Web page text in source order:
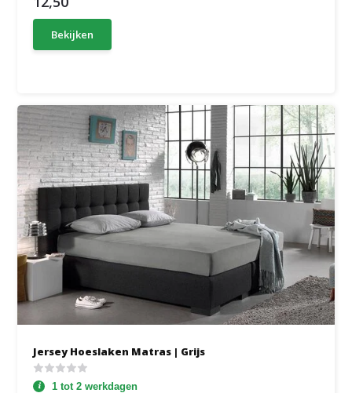
Bekijken
Jersey Hoeslaken Matras | Grijs
1 tot 2 werkdagen